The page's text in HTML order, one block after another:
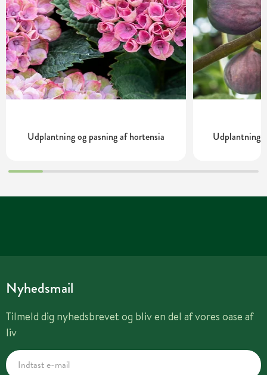
Udplantning og pasning af hortensia Udplantning
Nyhedsmail
Tilmeld dig nyhedsbrevet og bliv en del af vores oase af
liv